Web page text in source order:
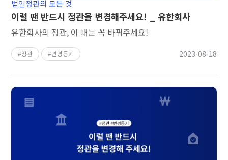
이럴 땐 반드시 정관을 변경해주세요! _ 유한회사
유한회사의 정관, 이 때는 꼭 바꿔주세요!
법인정관의 모든 것
정관 변경등기 2023-08-18